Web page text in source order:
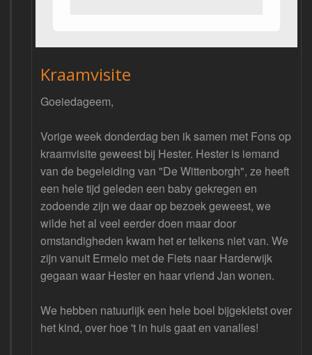
Kraamvisite
Goeiedageem,
Vorige week donderdag ben ik samen met Fons op
kraamvisite geweest bij Hester. Hester is iemand
van de begeleiding van "De Wittenborgh", ze heeft
een hele tijd geleden een baby gekregen en
zodoende zijn we daar op bezoek geweest, we
wilde het al veel eerder doen maar door
omstandigheden kwam het er telkens niet van. We
zijn vanuit Ermelo met de Fiets naar Harderwijk
gegaan waar Hester en haar vriend Jan wonen.
We hebben natuurlijk een hele boel bijgekletst over
het kind, over hoe 't in huis gaat en vanalles!